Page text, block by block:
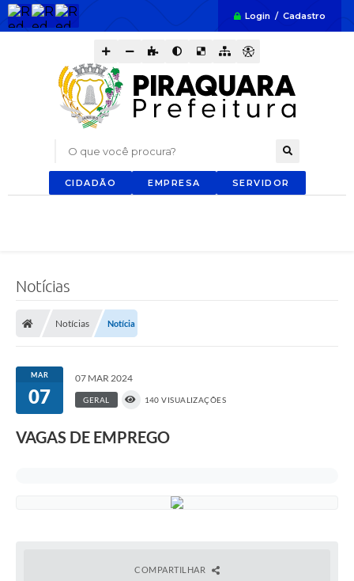
Login / Cadastro
O que você procura?
CIDADÃO EMPRESA SERVIDOR
Notícias
Notícias Notícia
MAR
07
07 MAR 2024
GERAL 140 VISUALIZAÇÕES
VAGAS DE EMPREGO
COMPARTILHAR